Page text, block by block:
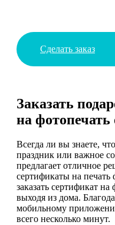
Сделать заказ
Заказать
на фотопечать
Всегда ли вы знаете,
праздник или важное
предлагает отличное
сертификаты на печать
заказать сертификат
выходя из дома.
мобильному
всего несколько минут.